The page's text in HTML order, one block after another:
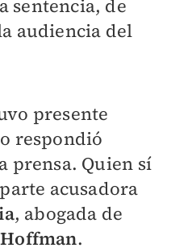
sentencia, de
audiencia del
presente
respondió
prensa. Quien sí
acusadora
, abogada de
.